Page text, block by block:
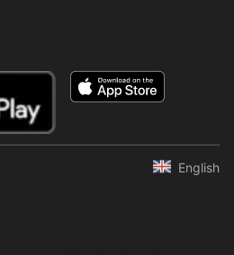
English